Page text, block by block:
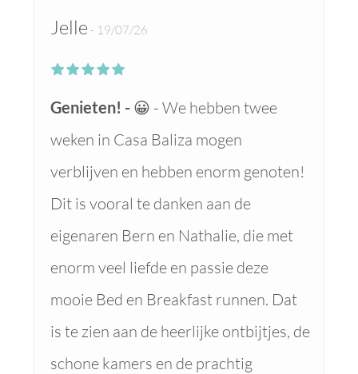
Jelle 19/07/26
Genieten!
😀 - We hebben twee
weken in Casa Baliza mogen
verblijven en hebben enorm genoten!
Dit is vooral te danken aan de
eigenaren Bern en Nathalie, die met
enorm veel liefde en passie deze
mooie Bed en Breakfast runnen. Dat
is te zien aan de heerlijke ontbijtjes, de
schone kamers en de prachtig